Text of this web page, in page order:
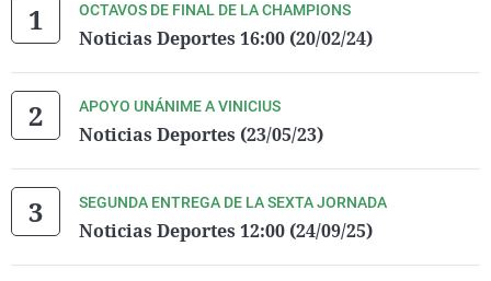
OCTAVOS DE FINAL DE LA CHAMPIONS
Noticias Deportes 16:00 (20/02/24)
APOYO UNÁNIME A VINICIUS
Noticias Deportes (23/05/23)
SEGUNDA ENTREGA DE LA SEXTA JORNADA
Noticias Deportes 12:00 (24/09/25)